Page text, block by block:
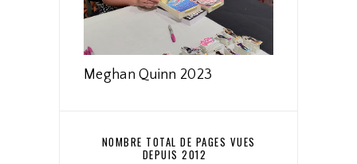
Meghan Quinn 2023
NOMBRE TOTAL DE PAGES VUES
DEPUIS 2012